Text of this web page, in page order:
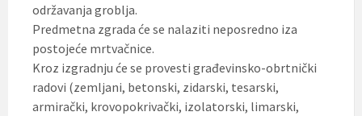
održavanja groblja.
Predmetna zgrada će se nalaziti neposredno iza
postojeće mrtvačnice.
Kroz izgradnju će se provesti građevinsko-obrtnički
radovi (zemljani, betonski, zidarski, tesarski,
armirački, krovopokrivački, izolatorski, limarski,